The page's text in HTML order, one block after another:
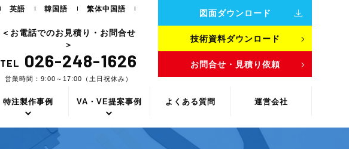
英語 韓国語 繁体中国語
＜お電話でのお見積り・お問合せ
＞
TEL 026-248-1626
営業時間：9:00～17:00（土日祝休み）
図面ダウンロード
技術資料ダウンロード
お問合せ・見積り依頼
特注製作事例 VA・VE提案事例 よくある質問 運営会社